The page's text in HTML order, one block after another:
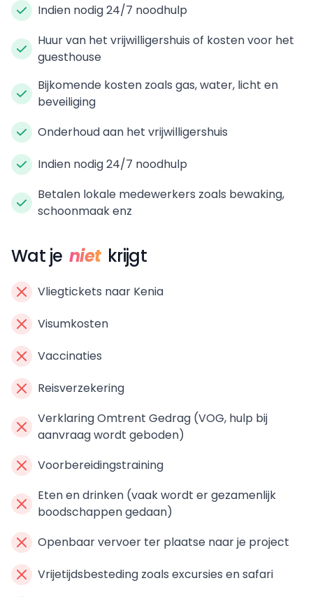
Indien nodig 24/7 noodhulp
Huur van het vrijwilligershuis of kosten voor het
guesthouse
Bijkomende kosten zoals gas, water, licht en
beveiliging
Onderhoud aan het vrijwilligershuis
Indien nodig 24/7 noodhulp
Betalen lokale medewerkers zoals bewaking,
schoonmaak enz
Wat je niet krijgt
Vliegtickets naar Kenia
Visumkosten
Vaccinaties
Reisverzekering
Verklaring Omtrent Gedrag (VOG, hulp bij
aanvraag wordt geboden)
Voorbereidingstraining
Eten en drinken (vaak wordt er gezamenlijk
boodschappen gedaan)
Openbaar vervoer ter plaatse naar je project
Vrijetijdsbesteding zoals excursies en safari